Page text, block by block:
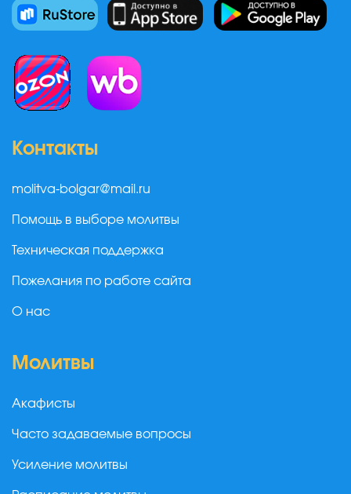
Контакты
molitva-bolgar@mail.ru
Помощь в выборе молитвы
Техническая поддержка
Пожелания по работе сайта
О нас
Молитвы
Акафисты
Часто задаваемые вопросы
Усиление молитвы